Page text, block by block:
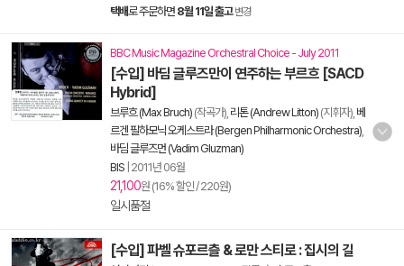
택배로 주문하면 8월 11일 출고 변경
BBC Music Magazine Orchestral Choice - July 2011
[수입] 바딤 글루즈만이 연주하는 부르흐 [SACD
Hybrid]
브루흐 (Max Bruch) (작곡가), 리톤 (Andrew Litton) (지휘자), 베
르겐 필하모닉 오케스트라 (Bergen Philharmonic Orchestra)
바딤 글루즈먼 (Vadim Gluzman)
BIS 2011년 06월
21,100원 (16% 할인 / 220원)
일시품절
[수입] 파벨 슈포르츨 & 로만 스티로 : 집시의 길